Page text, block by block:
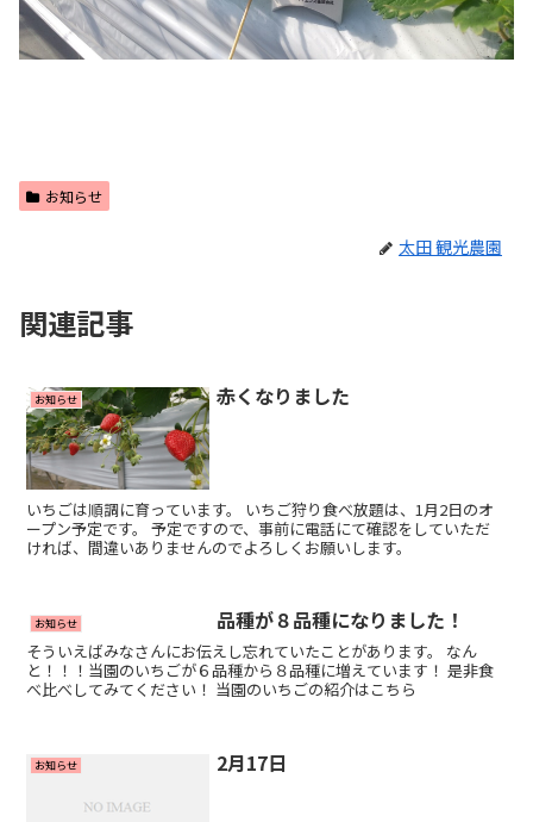
お知らせ
太田 観光農園
関連記事
お知らせ 赤くなりました
いちごは順調に育っています。 いちご狩り食べ放題は、1月2日のオ
ープン予定です。 予定ですので、事前に電話にて確認をしていただ
ければ、間違いありませんのでよろしくお願いします。
お知らせ 品種が８品種になりました！
そういえばみなさんにお伝えし忘れていたことがあります。 なん
と！！！当園のいちごが６品種から８品種に増えています！ 是非食
べ比べしてみてください！ 当園のいちごの紹介はこちら
お知らせ 2月17日